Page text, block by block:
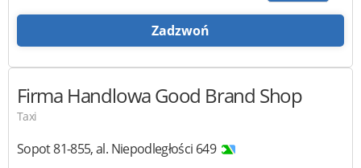
Zadzwoń
Firma Handlowa Good Brand Shop
Taxi
Sopot81-855,al. Niepodległości 649